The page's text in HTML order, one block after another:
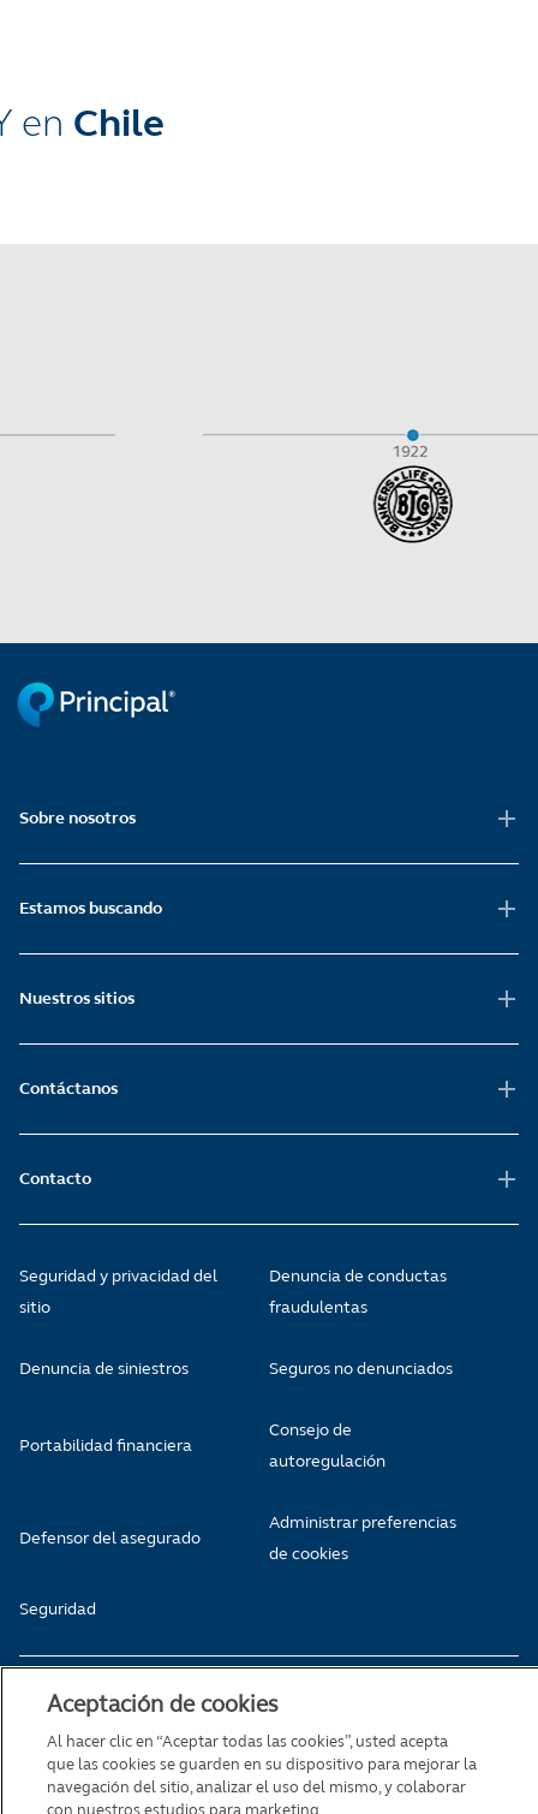
Chile
Sobre nosotros
Estamos buscando
Nuestros sitios
Contáctanos
Contacto
Seguridad y privacidad del
sitio
Denuncia de conductas
fraudulentas
Denuncia de siniestros Seguros no denunciados
Portabilidad financiera
Consejo de
autoregulación
Defensor del asegurado
Administrar preferencias
de cookies
Seguridad
Copyright© 2021 Principal - Todos los derechos reservados
Apoquindo 3600, piso 10, Las Condes, Santiago de Chile
Aceptación de cookies
Al hacer clic en “Aceptar todas las cookies”, usted acepta
que las cookies se guarden en su dispositivo para mejorar la
navegación del sitio, analizar el uso del mismo, y colaborar